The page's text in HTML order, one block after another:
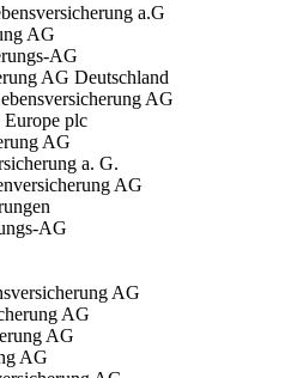
a.G
AG
AG
AG Deutschland
AG
Europe plc
AG
a. G.
AG
AG
AG
AG
AG
AG